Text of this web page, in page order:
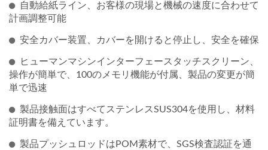
自動給紙ライン、お客様の現場と機械の速度に合わせて
計画調整可能
安全カバー装置、カバーを開けると停止し、安全を確保
ヒューマンマシンインターフェースタッチスクリーン、
操作が簡単で、100のメモリ機能が付属、製品の変更が簡
単で迅速
製品接触面はすべてステンレスSUS304を使用し、材料
証明書を備えています。
製品プッシュロッドはPOM素材で、SGS検査認証を通